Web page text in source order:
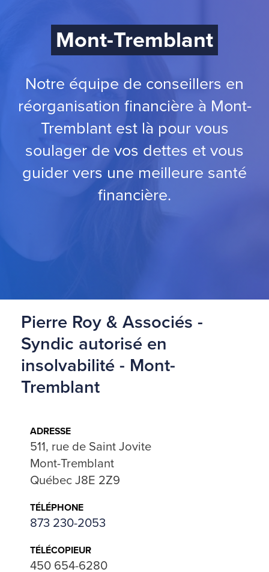
Mont-Tremblant
Notre équipe de conseillers en
réorganisation financière à Mont-
Tremblant est là pour vous
soulager de vos dettes et vous
guider vers une meilleure santé
financière.
Pierre Roy & Associés -
Syndic autorisé en
insolvabilité - Mont-
Tremblant
ADRESSE
511, rue de Saint Jovite
Mont-Tremblant
Québec J8E 2Z9
TÉLÉPHONE
873 230-2053
TÉLÉCOPIEUR
450 654-6280